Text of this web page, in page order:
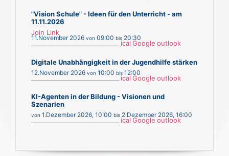
"Vision Schule" - Ideen für den Unterricht - am
11.11.2026
Join Link
11.November 2026 von 09:00 bis 20:30
ical Google outlook
Digitale Unabhängigkeit in der Jugendhilfe stärken
12.November 2026 von 10:00 bis 12:00
ical Google outlook
KI-Agenten in der Bildung - Visionen und
Szenarien
von 1.Dezember 2026, 10:00 bis 2.Dezember 2026, 16:00
ical Google outlook